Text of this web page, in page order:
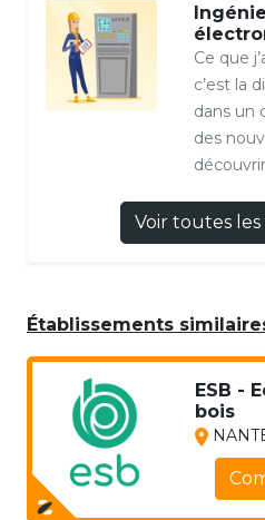
Ce que
c’est la
dans un
des
Voir toutes
Établissements
ESB -
bois